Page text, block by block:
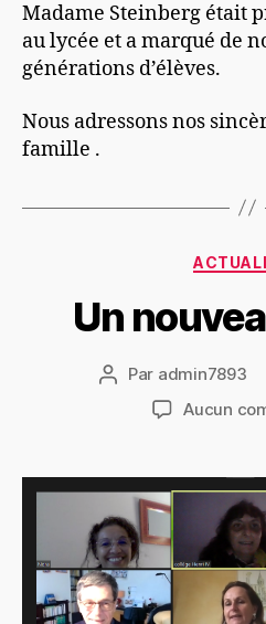
Madame Steinberg était
au lycée et a marqué de
générations d’élèves.
Nous adressons nos
famille .
Un
Auteur
l’article
Par admin7893
Aucun